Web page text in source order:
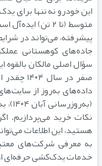
این خودرو نه تنها برای
متوسط (تا ۲ تن)
پیشرفته، می‌تواند در
جاده‌های کوهستانی
سؤال اصلی مالکان
صفر در سال
داده‌های به‌روز از سایت‌های
نکات خرید می‌پردازیم. اگر
هستید، این اطلاعات
به معرفی شرکت‌های
خدمات یدک‌کشی حرفه‌ای